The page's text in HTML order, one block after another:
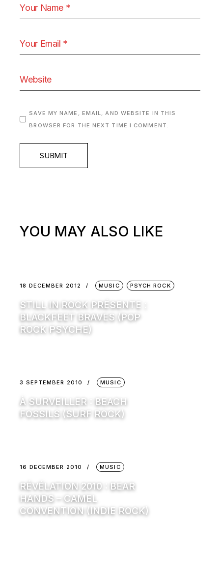
SAVE MY NAME, EMAIL, AND WEBSITE IN THIS
BROWSER FOR THE NEXT TIME I COMMENT.
SUBMIT
YOU MAY ALSO LIKE
18 DECEMBER 2012 MUSIC PSYCH ROCK
STILL IN ROCK PRÉSENTE :
BLACKFEET BRAVES (POP
ROCK PSYCHE)
3 SEPTEMBER 2010 MUSIC
À SURVEILLER : BEACH
FOSSILS (SURF ROCK)
16 DECEMBER 2010 MUSIC
RÉVÉLATION 2010 : BEAR
HANDS – CAMEL
CONVENTION (INDIE ROCK)